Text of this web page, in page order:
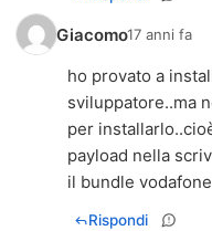
Giacomo17 anni fa
ho provato a
sviluppatore..ma
per
payload nella
il bundle
Rispondi